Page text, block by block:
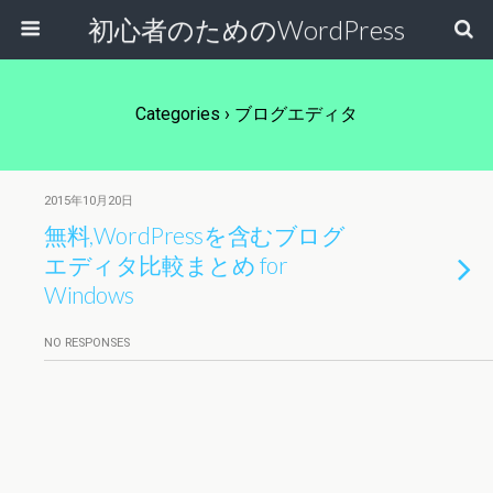
初心者のためのWordPress
Categories › ブログエディタ
2015年10月20日
無料,WordPressを含むブログ
エディタ比較まとめ for
Windows
NO RESPONSES